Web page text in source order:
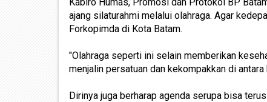
ajang silaturahmi melalui olahraga. Agar
Forkopimda di Kota Batam.
"Olahraga seperti ini selain memberikan
menjalin persatuan dan kekompakkan di antara
Dirinya juga berharap agenda serupa bisa